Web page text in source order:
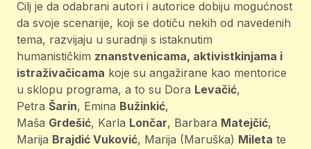
Cilj je da odabrani autori i autorice dobiju mogućnost
da svoje scenarije, koji se dotiču nekih od navedenih
tema, razvijaju u suradnji s istaknutim
humanističkim znanstvenicama, aktivistkinjama i
istraživačicama koje su angažirane kao mentorice
u sklopu programa, a to su Dora Levačić,
Petra Šarin, Emina Bužinkić,
Maša Grdešić, Karla Lončar, Barbara Matejčić,
Marija Brajdić Vuković, Marija (Maruška) Mileta te